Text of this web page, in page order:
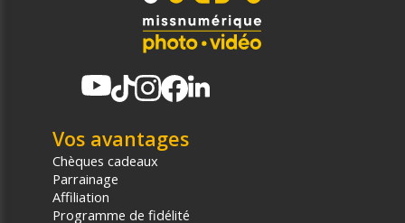
Vos avantages
Chèques cadeaux
Parrainage
Affiliation
Programme de fidélité